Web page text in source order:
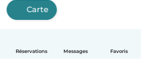
Réservations Messages Favoris
Carte